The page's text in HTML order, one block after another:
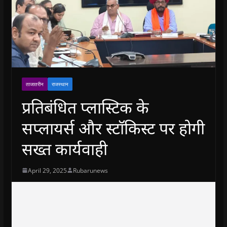
ताजातरीन राजस्थान
प्रतिबंधित प्लास्टिक के
सप्लायर्स और स्टाॅकिस्ट पर होगी
सख्त कार्यवाही
April 29, 2025 Rubarunews